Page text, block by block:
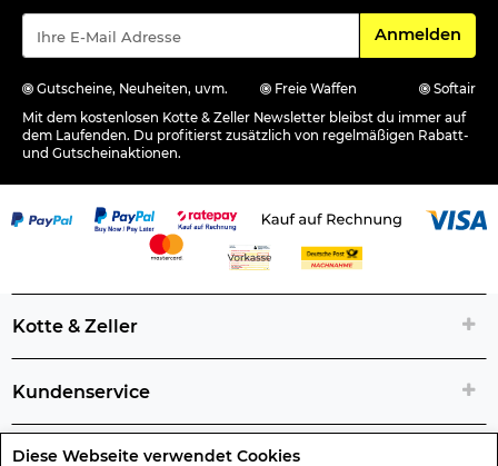
Diese Webseite verwendet Cookies
Für den
Anmelden
Gutscheine, Neuheiten, uvm. Freie Waffen
Softair
Mit dem kostenlosen Kotte & Zeller Newsletter bleibst du immer auf
dem Laufenden. Du profitierst zusätzlich von regelmäßigen Rabatt-
und Gutscheinaktionen.
Kotte & Zeller
Kundenservice
Rechtliche Artikelinfos